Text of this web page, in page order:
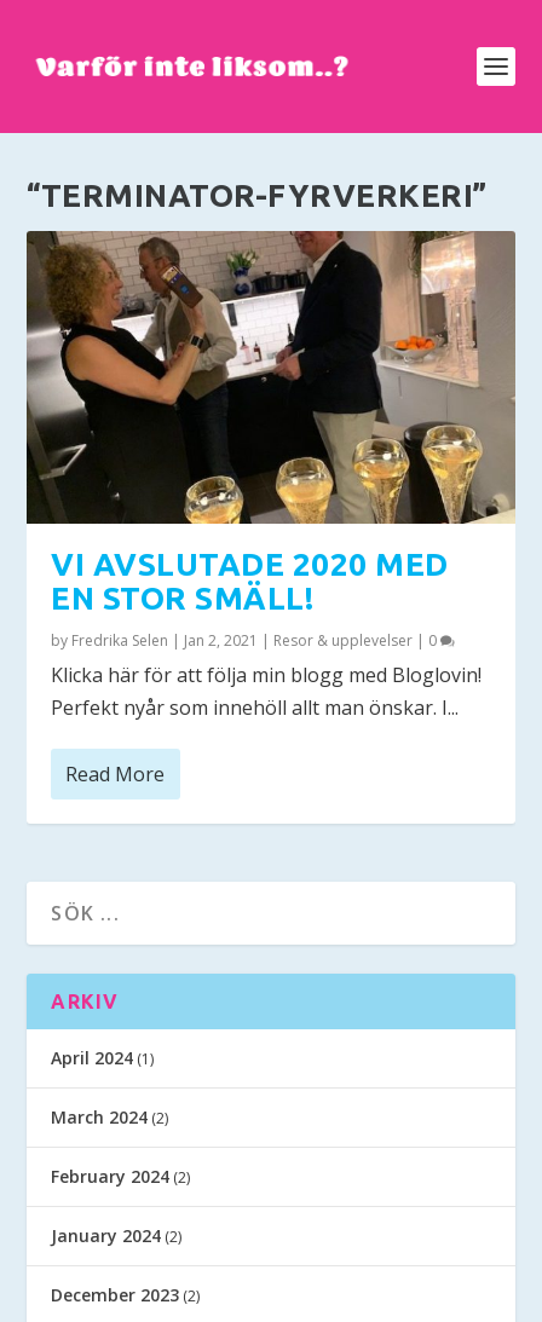
“TERMINATOR-FYRVERKERI”
VI AVSLUTADE 2020 MED
EN STOR SMÄLL!
by Fredrika Selen | Jan 2, 2021 | Resor & upplevelser | 0
Klicka här för att följa min blogg med Bloglovin!
Perfekt nyår som innehöll allt man önskar. I...
Read More
ARKIV
April 2024 (1)
March 2024 (2)
February 2024 (2)
January 2024 (2)
December 2023 (2)